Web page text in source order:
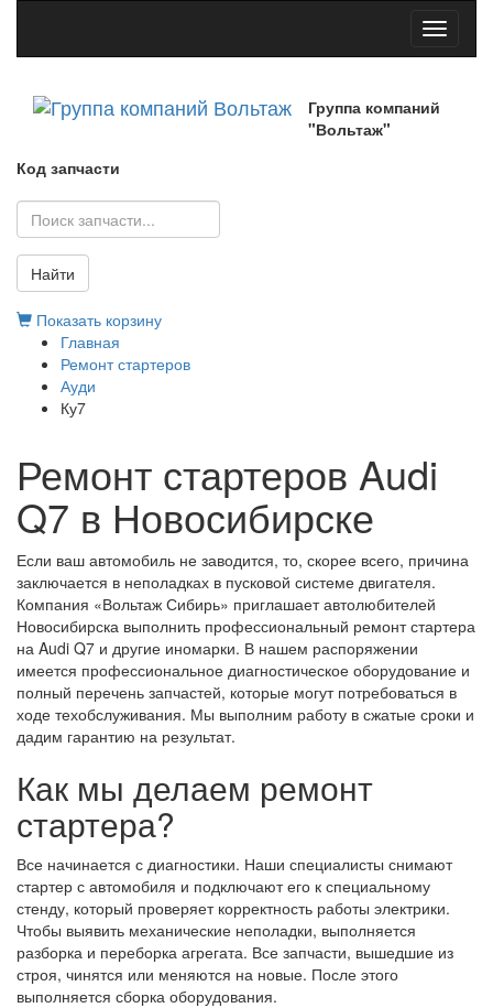
Toggle
Группа компаний
"Вольтаж"
Код запчасти
Найти
Показать корзину
Главная
Ремонт стартеров
Ауди
Ку7
Ремонт стартеров Audi
Q7 в Новосибирске
Если ваш автомобиль не заводится, то, скорее всего, причина
заключается в неполадках в пусковой системе двигателя.
Компания «Вольтаж Сибирь» приглашает автолюбителей
Новосибирска выполнить профессиональный ремонт стартера
на Audi Q7 и другие иномарки. В нашем распоряжении
имеется профессиональное диагностическое оборудование и
полный перечень запчастей, которые могут потребоваться в
ходе техобслуживания. Мы выполним работу в сжатые сроки и
дадим гарантию на результат.
Как мы делаем ремонт
стартера?
Все начинается с диагностики. Наши специалисты снимают
стартер с автомобиля и подключают его к специальному
стенду, который проверяет корректность работы электрики.
Чтобы выявить механические неполадки, выполняется
разборка и переборка агрегата. Все запчасти, вышедшие из
строя, чинятся или меняются на новые. После этого
выполняется сборка оборудования.